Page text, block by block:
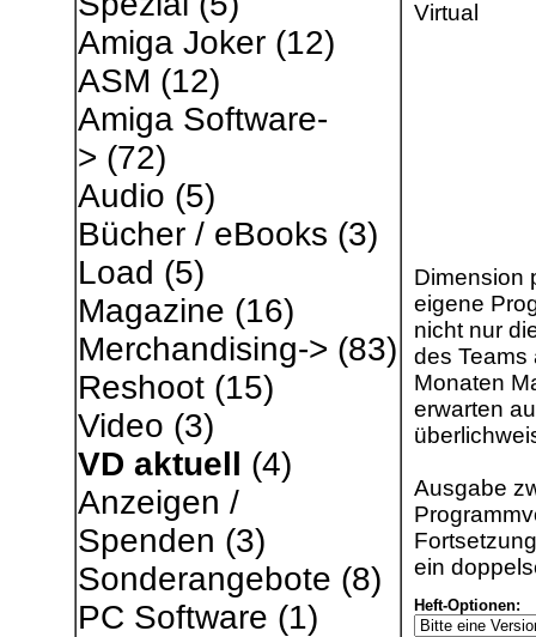
Amiga Joker(12)
ASM (12)
Amiga Software-
> (72)
Audio (5)
Bücher / eBooks (3)
Load (5)
Magazine (16)
Merchandising-> (83)
Reshoot(15)
Video (3)
VD aktuell (4)
Anzeigen /
Spenden (3)
Sonderangebote (8)
PC Software (1)
Virtual
Dimension
eigene
nicht nur
des Teams
Monaten
erwarten
Ausgabe
ein
Heft-Optionen: